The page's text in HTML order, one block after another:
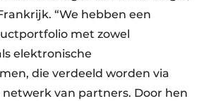
“We hebben een
met zowel
elektronische
die verdeeld worden via
van partners. Door hen